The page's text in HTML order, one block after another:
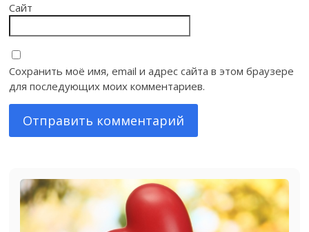
Сайт
Сохранить моё имя, email и адрес сайта в этом браузере
для последующих моих комментариев.